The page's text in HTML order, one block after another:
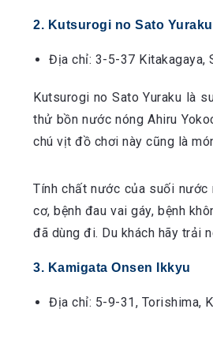
2. Kutsurogi no Sato Yuraku
Địa chỉ: 3-5-37 Kitakagaya,
Kutsurogi no Sato Yuraku là
thử bồn nước nóng Ahiru
chú vịt đồ chơi này cũng là
Tính chất nước của suối nước
cơ, bệnh đau vai gáy, bệnh
đã dùng đi. Du khách hãy trải
3. Kamigata Onsen Ikkyu
Địa chỉ: 5-9-31, Torishima,